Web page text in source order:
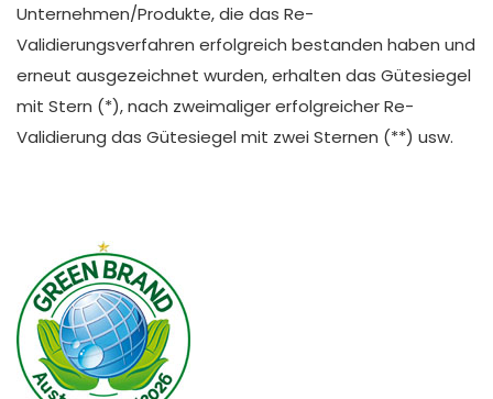
Unternehmen/Produkte, die das Re-
Validierungsverfahren erfolgreich bestanden haben und
erneut ausgezeichnet wurden, erhalten das Gütesiegel
mit Stern (*), nach zweimaliger erfolgreicher Re-
Validierung das Gütesiegel mit zwei Sternen (**) usw.